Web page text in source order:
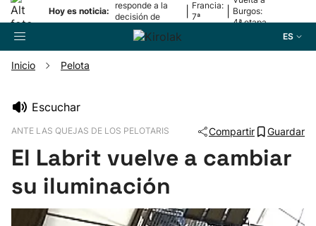
Hoy es noticia:
responde a la
decisión de
Oriamendi
Francia:
7ª
Burgos:
4ª etapa
ES
Pelota
Remo
Inicio Pelota
Escuchar
ANTE LAS QUEJAS DE LOS PELOTARIS Compartir Guardar
El Labrit vuelve a cambiar
su iluminación